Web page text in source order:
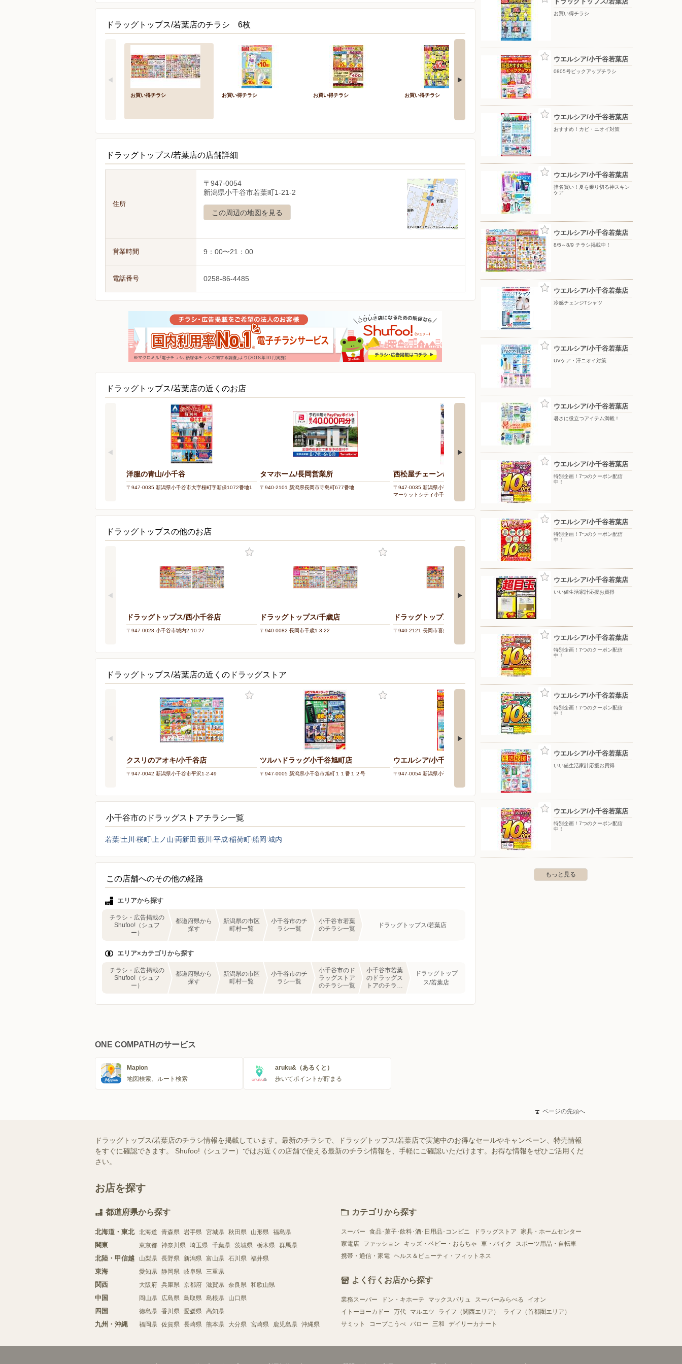
ドラッグトップス/若葉店のチラシ 6枚
お買い得チラシ お買い得チラシ お買い得チラシ お買い得チラシ お買い得チラシ
ドラッグトップス/若葉店の店舗詳細
住所
〒947-0054
新潟県小千谷市若葉町1-21-2
この周辺の地図を見る
営業時間 9：00〜21：00
電話番号 0258-86-4485
ドラッグトップス/若葉店の近くのお店
洋服の青山/小千谷
〒947-0035 新潟県小千谷市大字桜町字新保1072番地1
タマホーム/長岡営業所
〒940-2101 新潟県長岡市寺島町677番地
西松屋チェーン/小千谷店
〒947-0035 新潟県小千谷市大字桜町字天田2480-1 原信
マーケットシティ小千谷内
nosh（ナッシュ）ヘルシー・糖質と塩
分に配慮した宅配食サイト
〒000-0000
ドラッグトップスの他のお店
ドラッグトップス/西小千谷店
〒947-0028 小千谷市城内2-10-27
ドラッグトップス/千歳店
〒940-0082 長岡市千歳1-3-22
ドラッグトップス/喜多町店
〒940-2121 長岡市喜多町398-1
ドラッグトップス/古正寺店
〒940-2103 長岡市古正寺町20-1
ドラッグトップス/若葉店の近くのドラッグストア
クスリのアオキ/小千谷店
〒947-0042 新潟県小千谷市平沢1-2-49
ツルハドラッグ小千谷旭町店
〒947-0005 新潟県小千谷市旭町１１番１２号
ウエルシア/小千谷若葉店
〒947-0054 新潟県小千谷市若葉2-1
小千谷市のドラッグストアチラシ一覧
若葉 土川 桜町 上ノ山 両新田 藪川 平成稲荷町船岡 城内
この店舗へのその他の経路
エリアから探す
チラシ・広告掲載の
Shufoo!（シュフ
ー）
都道府県から
探す
新潟県の市区
町村一覧
小千谷市のチ
ラシ一覧
小千谷市若葉
のチラシ一覧
ドラッグトップス/若葉店
エリア×カテゴリから探す
チラシ・広告掲載の
Shufoo!（シュフ
ー）
都道府県から
探す
新潟県の市区
町村一覧
小千谷市のチ
ラシ一覧
小千谷市のド
ラッグストア
のチラシ一覧
小千谷市若葉
のドラッグス
トアのチラシ
ドラッグトップ
ス/若葉店
お買い得チラシ
ウエルシア/小千谷若葉店
0805号ピックアップチラシ
ウエルシア/小千谷若葉店
おすすめ！カビ・ニオイ対策
ウエルシア/小千谷若葉店
指名買い！夏を乗り切る神スキン
ケア
ウエルシア/小千谷若葉店
8/5～8/9 チラシ掲載中！
ウエルシア/小千谷若葉店
冷感チェンジTシャツ
ウエルシア/小千谷若葉店
UVケア・汗ニオイ対策
ウエルシア/小千谷若葉店
暑さに役立つアイテム満載！
ウエルシア/小千谷若葉店
特別企画！7つのクーポン配信
中！
ウエルシア/小千谷若葉店
特別企画！7つのクーポン配信
中！
ウエルシア/小千谷若葉店
いい値生活家計応援お買得
ウエルシア/小千谷若葉店
特別企画！7つのクーポン配信
中！
ウエルシア/小千谷若葉店
特別企画！7つのクーポン配信
中！
ウエルシア/小千谷若葉店
いい値生活家計応援お買得
ウエルシア/小千谷若葉店
特別企画！7つのクーポン配信
中！
もっと見る
ONE COMPATHのサービス
Mapion
地図検索、ルート検索
aruku&（あるくと）
歩いてポイントが貯まる
ページの先頭へ
ドラッグトップス/若葉店のチラシ情報を掲載しています。最新のチラシで、ドラッグトップス/若葉店で実施中のお得なセールやキャンペーン、特売情報
をすぐに確認できます。 Shufoo!（シュフー）ではお近くの店舗で使える最新のチラシ情報を、手軽にご確認いただけます。お得な情報をぜひご活用くだ
さい。
お店を探す
都道府県から探す
北海道・東北 北海道 青森県 岩手県 宮城県 秋田県 山形県 福島県
関東 東京都 神奈川県 埼玉県 千葉県 茨城県 栃木県 群馬県
北陸・甲信越 山梨県 長野県 新潟県 富山県 石川県 福井県
東海 愛知県 静岡県 岐阜県 三重県
関西 大阪府 兵庫県 京都府 滋賀県 奈良県 和歌山県
中国 岡山県 広島県 鳥取県 島根県 山口県
四国 徳島県 香川県 愛媛県 高知県
九州・沖縄 福岡県 佐賀県 長崎県 熊本県 大分県 宮崎県 鹿児島県 沖縄県
カテゴリから探す
スーパー 食品･菓子･飲料･酒･日用品･コンビニ ドラッグストア
家具・ホームセンター
家電店
ファッション キッズ・ベビー・おもちゃ 車・バイク
スポーツ用品・自転車
携帯・通信・家電 ヘルス＆ビューティ・フィットネス
よく行くお店から探す
業務スーパー ドン・キホーテ マックスバリュ スーパーみらべる
イオン
イトーヨーカドー
万代 マルエツ ライフ（関西エリア）
ライフ（首都圏エリア）
サミット
コープこうべ バロー 三和 デイリーカナート